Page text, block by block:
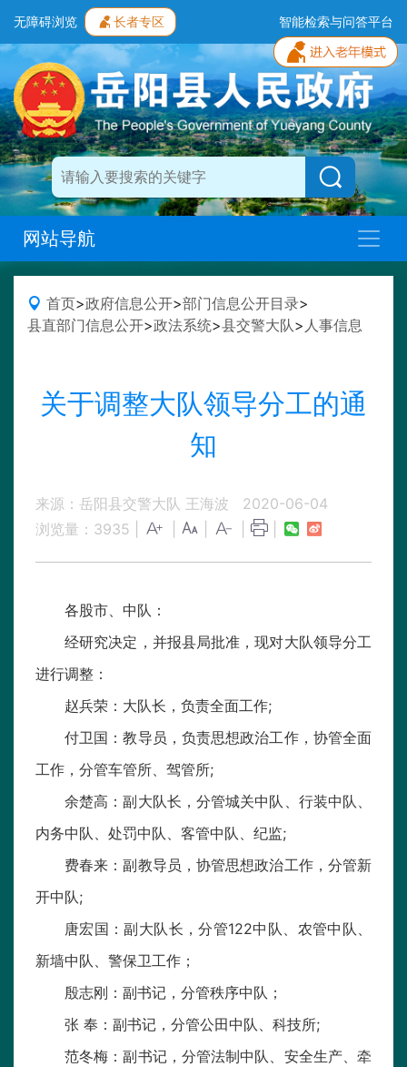
无障碍浏览 长者专区 智能检索与问答平台
网站导航
首页>政府信息公开>部门信息公开目录>
县直部门信息公开>政法系统>县交警大队> 人事信息
关于调整大队领导分工的通
知
来源：岳阳县交警大队 王海波
2020-06-04
浏览量： 3935
各股市、中队：
经研究决定，并报县局批准，现对大队领导分工
进行调整：
赵兵荣：大队长，负责全面工作;
付卫国：教导员，负责思想政治工作，协管全面
工作，分管车管所、驾管所;
余楚高：副大队长，分管城关中队、行装中队、
内务中队、处罚中队、客管中队、纪监;
费春来：副教导员，协管思想政治工作，分管新
开中队;
唐宏国：副大队长，分管122中队、农管中队、
新墙中队、警保卫工作；
殷志刚：副书记，分管秩序中队；
张 奉：副书记，分管公田中队、科技所;
范冬梅：副书记，分管法制中队、安全生产、牵